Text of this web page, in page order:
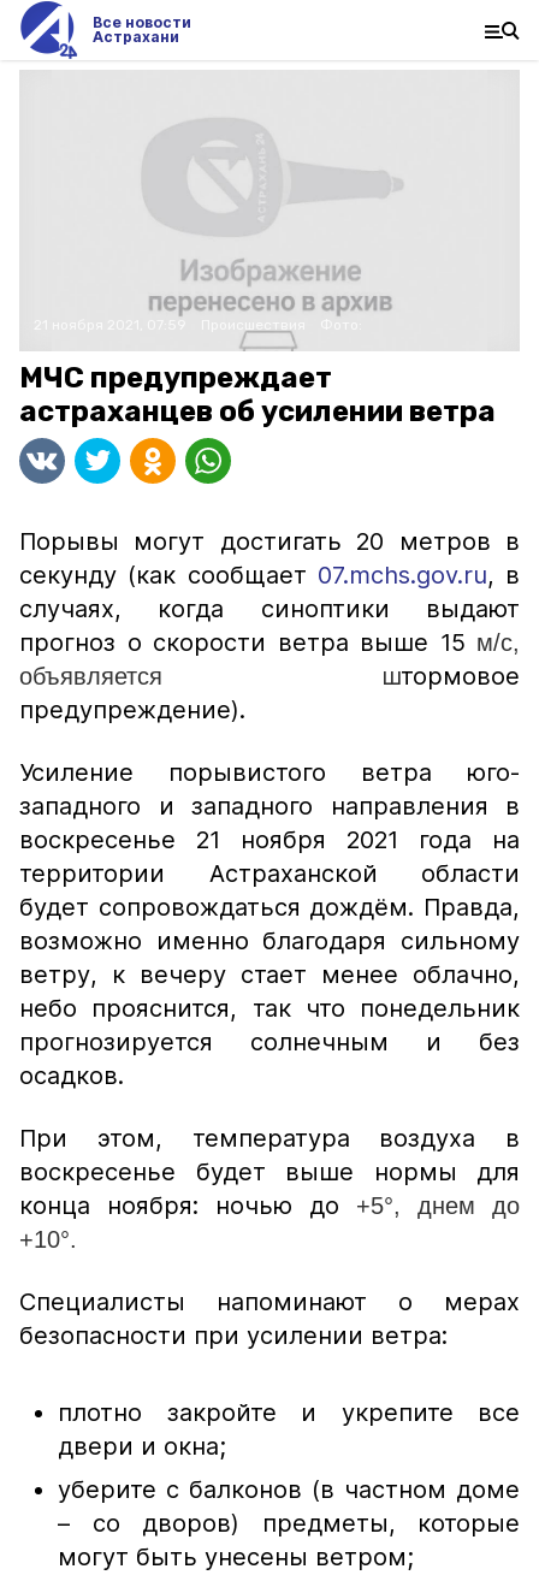
Все новости
Астрахани
МЧС предупреждает
астраханцев об усилении ветра
Порывы могут достигать 20 метров в
секунду (как сообщает 07.mchs.gov.ru, в
случаях, когда синоптики выдают
прогноз о скорости ветра выше 15 м/с,
объявляется штормовое
предупреждение).
Усиление порывистого ветра юго-
западного и западного направления в
воскресенье 21 ноября 2021 года на
территории Астраханской области
будет сопровождаться дождём. Правда,
возможно именно благодаря сильному
ветру, к вечеру стает менее облачно,
небо прояснится, так что понедельник
прогнозируется солнечным и без
осадков.
При этом, температура воздуха в
воскресенье будет выше нормы для
конца ноября: ночью до +5°, днем до
+10°.
Специалисты напоминают о мерах
безопасности при усилении ветра:
плотно закройте и укрепите все
двери и окна;
уберите с балконов (в частном доме
– со дворов) предметы, которые
могут быть унесены ветром;